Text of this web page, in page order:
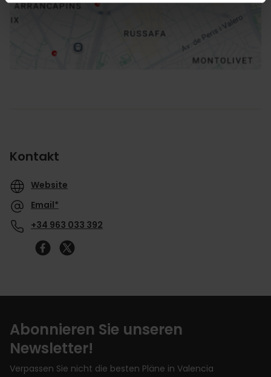
Richtungen
Kontakt
Website
Email*
+34 963 033 392
Abonnieren Sie unseren
Newsletter!
Verpassen Sie nicht die besten Pläne in Valencia